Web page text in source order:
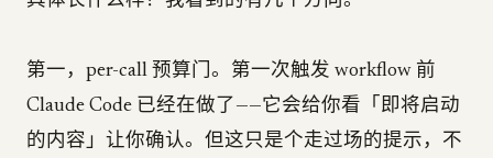
第一，per-call 预算门。第一次触发 workflow 前
Claude Code 已经在做了——它会给你看「即将启动
的内容」让你确认。但这只是个走过场的提示，不